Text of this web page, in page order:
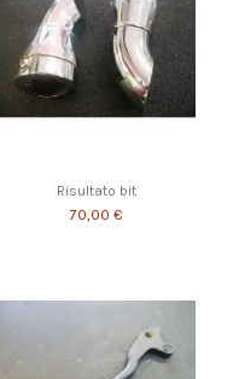
Risultato bit
70,00 €